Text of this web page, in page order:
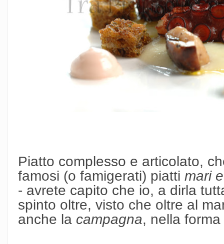
Piatto complesso e articolato,
famosi (o famigerati) piatti mari
- avrete capito che io, a dirla
spinto oltre, visto che oltre al
anche la campagna, nella